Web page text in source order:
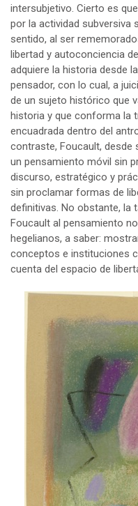
intersubjetivo. Cierto es
por la actividad subversiva
sentido, al ser
libertad y autoconciencia
adquiere la historia desde
pensador, con lo cual, a
de un sujeto histórico que
historia y que conforma la
encuadrada dentro del
contraste, Foucault,
un pensamiento móvil sin
discurso, estratégico y
sin proclamar formas de
definitivas. No obstante, la
Foucault al pensamiento
hegelianos, a saber:
conceptos e instituciones
cuenta del espacio de